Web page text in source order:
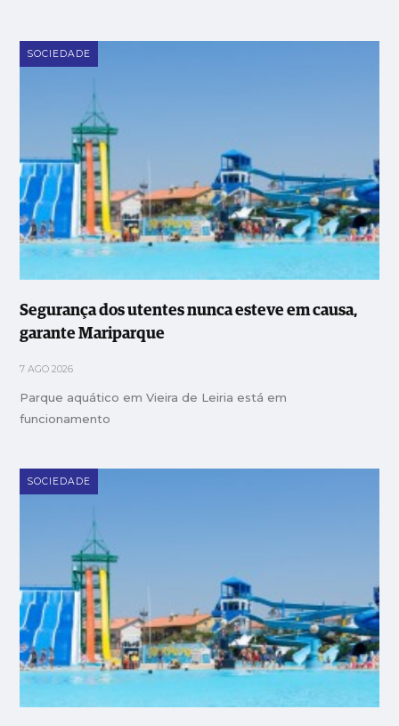
SOCIEDADE
Segurança dos utentes nunca esteve em causa,
garante Mariparque
7 AGO 2026
Parque aquático em Vieira de Leiria está em
funcionamento
SOCIEDADE